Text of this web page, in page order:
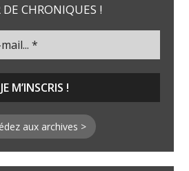
CHRONIQUES !
aux archives >